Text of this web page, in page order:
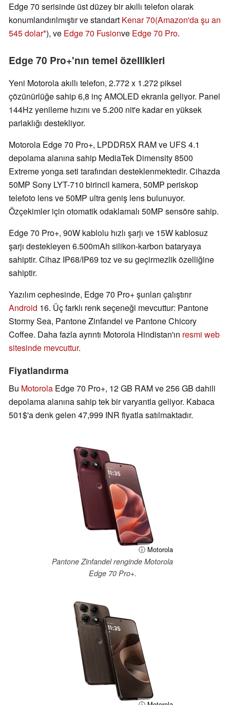
Edge 70 serisinde üst düzey bir akıllı telefon olarak
konumlandırılmıştır ve standart Kenar 70(Amazon'da şu an
545 dolar ), ve Edge 70 Fusionve Edge 70 Pro.
Edge 70 Pro+'nın temel özellikleri
Yeni Motorola akıllı telefon, 2.772 x 1.272 piksel
çözünürlüğe sahip 6,8 inç AMOLED ekranla geliyor. Panel
144Hz yenileme hızını ve 5.200 nit'e kadar en yüksek
parlaklığı destekliyor.
Motorola Edge 70 Pro+, LPDDR5X RAM ve UFS 4.1
depolama alanına sahip MediaTek Dimensity 8500
Extreme yonga seti tarafından desteklenmektedir. Cihazda
50MP Sony LYT-710 birincil kamera, 50MP periskop
telefoto lens ve 50MP ultra geniş lens bulunuyor.
Özçekimler için otomatik odaklamalı 50MP sensöre sahip.
Edge 70 Pro+, 90W kablolu hızlı şarjı ve 15W kablosuz
şarjı destekleyen 6.500mAh silikon-karbon bataryaya
sahiptir. Cihaz IP68/IP69 toz ve su geçirmezlik özelliğine
sahiptir.
Yazılım cephesinde, Edge 70 Pro+ şunları çalıştırır
Android 16. Üç farklı renk seçeneği mevcuttur: Pantone
Stormy Sea, Pantone Zinfandel ve Pantone Chicory
Coffee. Daha fazla ayrıntı Motorola Hindistan'ın resmi web
sitesinde mevcuttur.
Fiyatlandırma
Bu Motorola Edge 70 Pro+, 12 GB RAM ve 256 GB dahili
depolama alanına sahip tek bir varyantla geliyor. Kabaca
501$'a denk gelen 47,999 INR fiyatla satılmaktadır.
ⓘ Motorola
Pantone Zinfandel renginde Motorola
Edge 70 Pro+.